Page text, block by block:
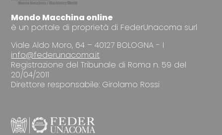
Mondo Macchina online
è un portale di proprietà di FederUnacoma surl
Viale Aldo Moro, 64 – 40127 BOLOGNA - I
info@federunacoma.it
Registrazione del Tribunale di Roma n. 59 del
20/04/2011
Direttore responsabile: Girolamo Rossi